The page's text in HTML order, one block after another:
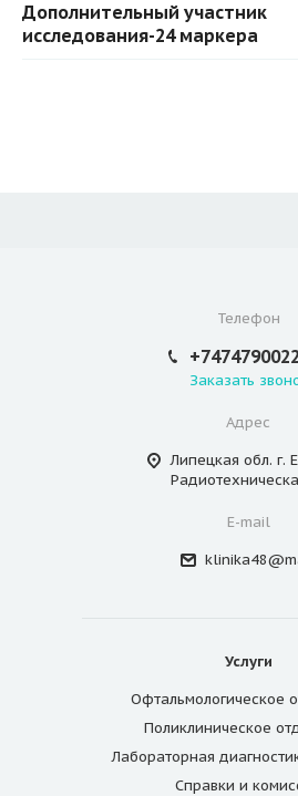
Дополнительный участник
исследования-24 маркера
Липецкая обл. г.
Адрес
Услуги
Офтальмологическое
Поликлиническое
Лабораторная
Справки и
E-mail
Заказать
Телефон